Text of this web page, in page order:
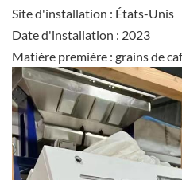
Site d'installation : États-Unis
Date d'installation : 2023
Matière première : grains de